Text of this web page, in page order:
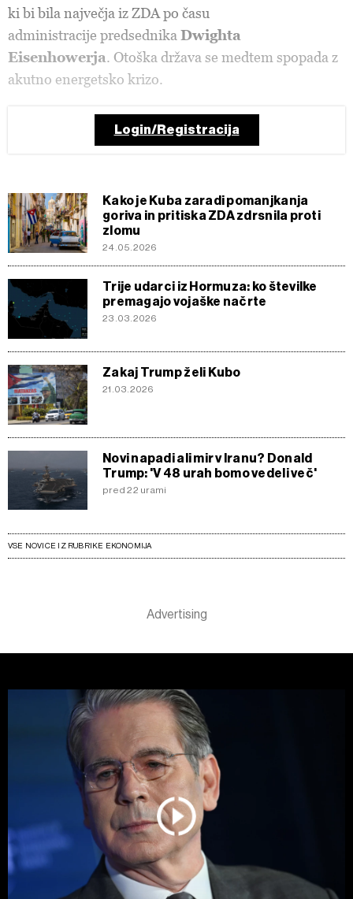
ki bi bila največja iz ZDA po času
administracije predsednika Dwighta
Eisenhowerja. Otoška država se medtem spopada z
akutno energetsko krizo.
Login/Registracija
Kako je Kuba zaradi pomanjkanja
goriva in pritiska ZDA zdrsnila proti
zlomu
24.05.2026
Trije udarci iz Hormuza: ko številke
premagajo vojaške načrte
23.03.2026
Zakaj Trump želi Kubo
21.03.2026
Novi napadi ali mir v Iranu? Donald
Trump: 'V 48 urah bomo vedeli več'
pred 22 urami
VSE NOVICE IZ RUBRIKE EKONOMIJA